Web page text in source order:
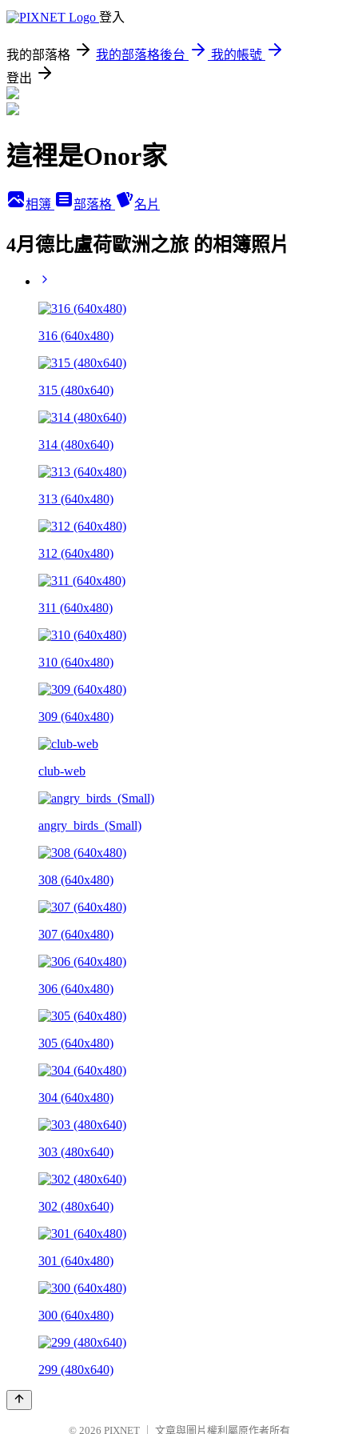
登入
我的部落格 我的部落格後台
我的帳號
登出
這裡是Onor家
相簿 部落格 名片
4月德比盧荷歐洲之旅 的相簿照片
316 (640x480)
315 (480x640)
314 (480x640)
313 (640x480)
312 (640x480)
311 (640x480)
310 (640x480)
309 (640x480)
club-web
angry_birds_(Small)
308 (640x480)
307 (640x480)
306 (640x480)
305 (640x480)
304 (640x480)
303 (480x640)
302 (480x640)
301 (640x480)
300 (640x480)
299 (480x640)
© 2026 PIXNET 文章與圖片權利屬原作者所有